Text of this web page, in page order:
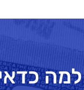
למה